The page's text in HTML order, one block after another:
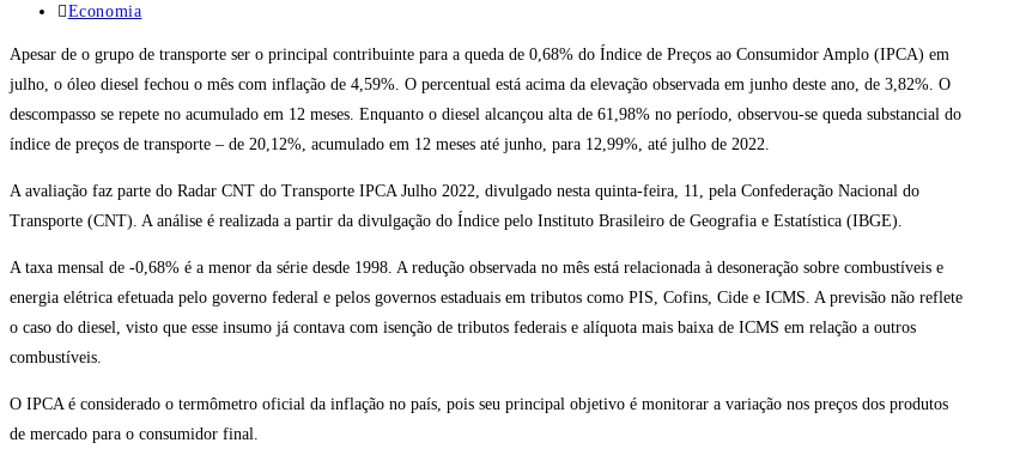
publicado:
Categoria
post:
Economia
Apesar de o grupo de transporte ser o principal contribuinte para a queda de 0,68% do Índice de Preços ao Consumidor Amplo (IPCA) em
julho, o óleo diesel fechou o mês com inflação de 4,59%. O percentual está acima da elevação observada em junho deste ano, de 3,82%. O
descompasso se repete no acumulado em 12 meses. Enquanto o diesel alcançou alta de 61,98% no período, observou-se queda substancial do
índice de preços de transporte – de 20,12%, acumulado em 12 meses até junho, para 12,99%, até julho de 2022.
A avaliação faz parte do Radar CNT do Transporte IPCA Julho 2022, divulgado nesta quinta-feira, 11, pela Confederação Nacional do
Transporte (CNT). A análise é realizada a partir da divulgação do Índice pelo Instituto Brasileiro de Geografia e Estatística (IBGE).
A taxa mensal de -0,68% é a menor da série desde 1998. A redução observada no mês está relacionada à desoneração sobre combustíveis e
energia elétrica efetuada pelo governo federal e pelos governos estaduais em tributos como PIS, Cofins, Cide e ICMS. A previsão não reflete
o caso do diesel, visto que esse insumo já contava com isenção de tributos federais e alíquota mais baixa de ICMS em relação a outros
combustíveis.
O IPCA é considerado o termômetro oficial da inflação no país, pois seu principal objetivo é monitorar a variação nos preços dos produtos
de mercado para o consumidor final.